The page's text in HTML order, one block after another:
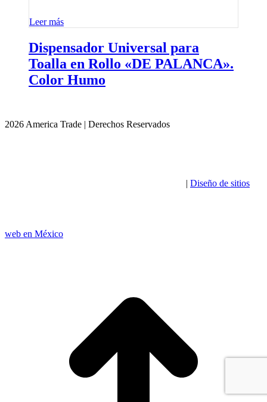
Leer más
Dispensador Universal para
Toalla en Rollo «DE PALANCA».
Color Humo
2026 America Trade | Derechos Reservados
| Diseño de sitios
web en México